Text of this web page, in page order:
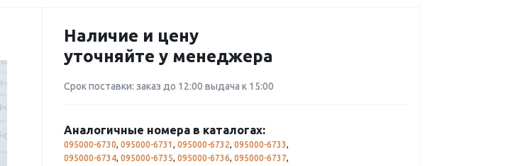
Наличие и цену
уточняйте у менеджера
Срок поставки: заказ до 12:00 выдача к 15:00
Аналогичные номера в каталогах:
095000-6730, 095000-6731 , 095000-6732, 095000-6733,
095000-6734, 095000-6735, 095000-6736, 095000-6737,